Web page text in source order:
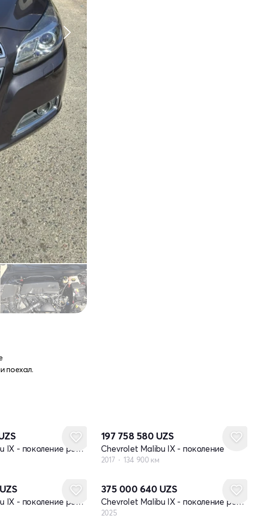
поехал.
Chevrolet Malibu IX - поколение рестайлинг
197 758 580 UZS
Chevrolet Malibu IX - поколение
2017 134 900 км
UZS
Chevrolet Malibu IX - поколение рестайлинг
375 000 640 UZS
Chevrolet Malibu IX - поколение рестайлинг
2025